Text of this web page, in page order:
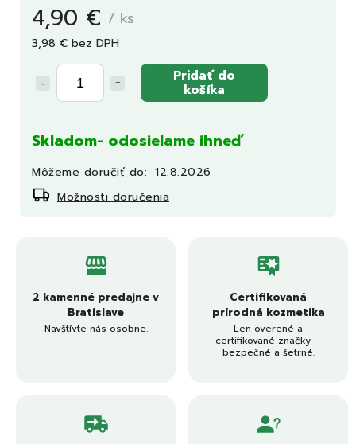
4,90 € / ks
3,98 € bez DPH
Pridať do
košíka
Skladom- odosielame ihneď
Môžeme doručiť do: 12.8.2026
Možnosti doručenia
2 kamenné predajne v
Bratislave
Navštívte nás osobne.
Certifikovaná
prírodná kozmetika
Len overené a
certifikované značky –
bezpečné a šetrné.